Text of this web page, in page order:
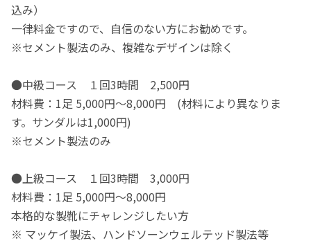
込み）
一律料金ですので、自信のない方にお勧めです。
※セメント製法のみ、複雑なデザインは除く
●中級コース １回3時間 2,500円
材料費：1足 5,000円～8,000円 (材料により異なりま
す。サンダルは1,000円)
※セメント製法のみ
●上級コース １回3時間 3,000円
材料費：1足 5,000円～8,000円
本格的な製靴にチャレンジしたい方
※ マッケイ製法、ハンドソーンウェルテッド製法等